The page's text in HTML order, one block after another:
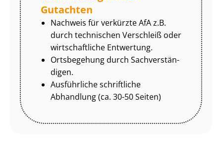
Gutachten
Nachweis für verkürzte AfA z.B.
durch technischen Verschleiß oder
wirtschaftliche Entwertung.
Ortsbegehung durch Sach­ver­stän­
di­gen.
Ausführliche schriftliche
Abhandlung (ca. 30-50 Seiten)